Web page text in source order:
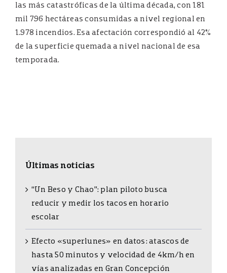
las más catastróficas de la última década, con 181
mil 796 hectáreas consumidas a nivel regional en
1.978 incendios. Esa afectación correspondió al 42%
de la superficie quemada a nivel nacional de esa
temporada.
Últimas noticias
“Un Beso y Chao”: plan piloto busca
reducir y medir los tacos en horario
escolar
Efecto «superlunes» en datos: atascos de
hasta 50 minutos y velocidad de 4km/h en
vías analizadas en Gran Concepción